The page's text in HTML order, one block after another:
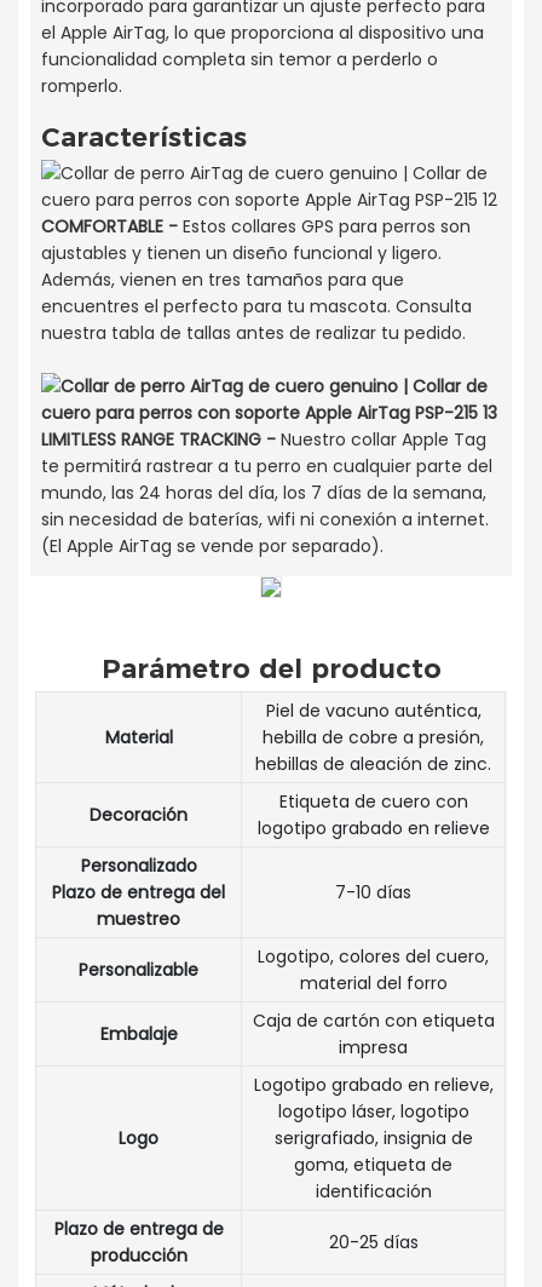
incorporado para garantizar un ajuste perfecto para
el Apple AirTag, lo que proporciona al dispositivo una
funcionalidad completa sin temor a perderlo o
romperlo.
Características
COMFORTABLE - Estos collares GPS para perros son
ajustables y tienen un diseño funcional y ligero.
Además, vienen en tres tamaños para que
encuentres el perfecto para tu mascota. Consulta
nuestra tabla de tallas antes de realizar tu pedido.
LIMITLESS RANGE TRACKING -Nuestro collar Apple Tag
te permitirá rastrear a tu perro en cualquier parte del
mundo, las 24 horas del día, los 7 días de la semana,
sin necesidad de baterías, wifi ni conexión a internet.
(El Apple AirTag se vende por separado).
Parámetro del producto
Material
Piel de vacuno auténtica,
hebilla de cobre a presión,
hebillas de aleación de zinc.
Decoración
Etiqueta de cuero con
logotipo grabado en relieve
Personalizado
Plazo de entrega del
muestreo
7-10 días
Personalizable
Logotipo, colores del cuero,
material del forro
Embalaje
Caja de cartón con etiqueta
impresa
Logo
Logotipo grabado en relieve,
logotipo láser, logotipo
serigrafiado, insignia de
goma, etiqueta de
identificación
Plazo de entrega de
producción
20-25 días